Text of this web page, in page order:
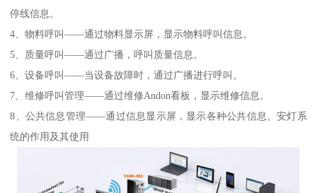
停线信息。
4、物料呼叫——通过物料显示屏，显示物料呼叫信息。
5、质量呼叫——通过广播，呼叫质量信息。
6、设备呼叫——当设备故障时，通过广播进行呼叫。
7、维修呼叫管理——通过维修Andon看板，显示维修信息。
8、公共信息管理——通过信息显示屏，显示各种公共信息。安灯系
统的作用及其使用